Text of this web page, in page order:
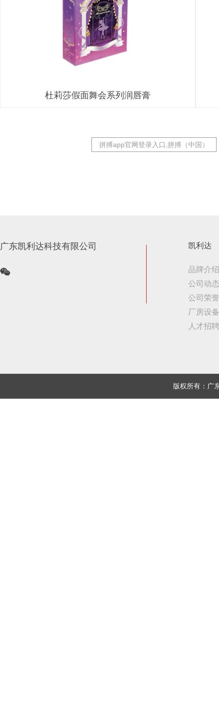
杜莉莎假面舞会系列润唇膏
拼搏app官网登录入口,拼搏（中国）
广东凯利达科技有限公司 凯利达
品牌介绍
公司动态
公司荣誉
厂房设备
人才招聘
版权所有：广